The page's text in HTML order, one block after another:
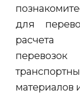
для
расчета
материалов